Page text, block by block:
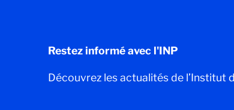
Restez informé avec l'INP
Découvrez les actualités de l’Institut